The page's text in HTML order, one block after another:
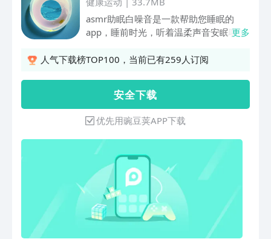
asmr助眠白噪音是一款帮助您睡眠的
app，睡前时光，听着温柔声音安眠哄
耳掏耳、颅内通电般的触发音、还有自然
合，空间音频，3d头声音频，循环间隔
和次数，3d环绕速度等，玩法多样且可
以自由组合，能够为用户提供了人音声，
耳边悄悄话，角色扮演助眠曲、大自然白
噪音、放松轻音乐等多种音频，帮您阻挡
外界的嘈杂与喧闹，给您一个安静，舒适
的入睡环境，时刻保持一个很好的精神状
态。在这里能找到您喜欢的各种声音，帮
助您缓解生活压力。 1、睡眠计时：不管
是长睡还是小憩，都能帮你好好睡觉 2、
呼吸魔法：神奇的呼吸魔法泡，引导你学
更多
人气下载榜TOP100，当前已有259人订阅
安 全 下 载
优先用豌豆荚APP下载